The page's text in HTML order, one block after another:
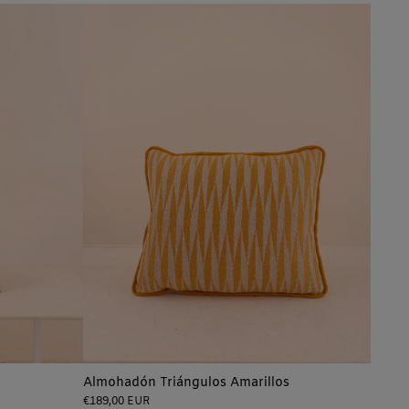
Almohadón Triángulos Amarillos
Precio
€189,00 EUR